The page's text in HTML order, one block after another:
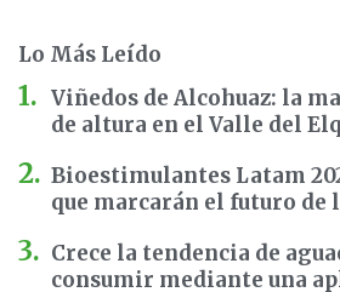
Lo Más Leído
Viñedos de Alcohuaz: la
de altura en el Valle del
Bioestimulantes Latam
que marcarán el futuro de
Crece la tendencia de
consumir mediante una